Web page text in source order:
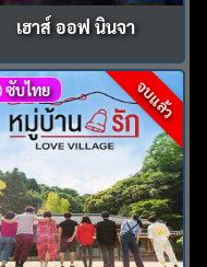
เฮาส์ ออฟ นินจา
จบแล้ว
ซับไทย